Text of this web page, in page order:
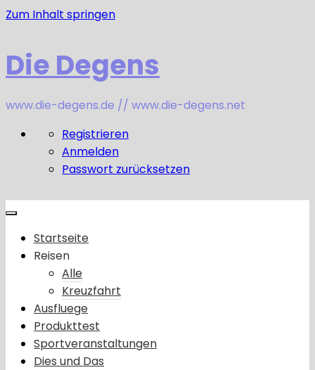
Zum Inhalt springen
Die Degens
www.die-degens.de // www.die-degens.net
Registrieren
Anmelden
Passwort zurücksetzen
Startseite
Reisen
Alle
Kreuzfahrt
Ausfluege
Produkttest
Sportveranstaltungen
Dies und Das